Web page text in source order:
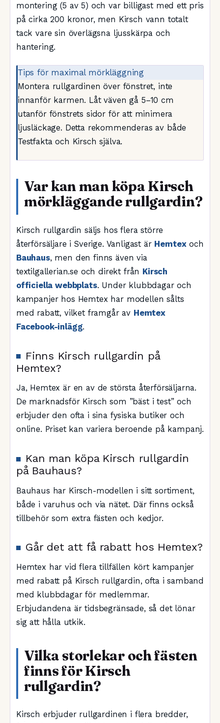
montering (5 av 5) och var billigast med ett pris
på cirka 200 kronor, men Kirsch vann totalt
tack vare sin överlägsna ljusskärpa och
hantering.
Tips för maximal mörkläggning
Montera rullgardinen över fönstret, inte
innanför karmen. Låt väven gå 5–10 cm
utanför fönstrets sidor för att minimera
ljusläckage. Detta rekommenderas av både
Testfakta och Kirsch själva.
Var kan man köpa Kirsch
mörkläggande rullgardin?
Kirsch rullgardin säljs hos flera större
återförsäljare i Sverige. Vanligast är Hemtexoch
Bauhaus, men den finns även via
textilgallerian.se och direkt från Kirsch
officiella webbplats. Under klubbdagar och
kampanjer hos Hemtex har modellen sålts
med rabatt, vilket framgår av Hemtex
Facebook-inlägg.
Finns Kirsch rullgardin på
Hemtex?
Ja, Hemtex är en av de största återförsäljarna.
De marknadsför Kirsch som ”bäst i test” och
erbjuder den ofta i sina fysiska butiker och
online. Priset kan variera beroende på kampanj.
Kan man köpa Kirsch rullgardin
på Bauhaus?
Bauhaus har Kirsch-modellen i sitt sortiment,
både i varuhus och via nätet. Där finns också
tillbehör som extra fästen och kedjor.
Går det att få rabatt hos Hemtex?
Hemtex har vid flera tillfällen kört kampanjer
med rabatt på Kirsch rullgardin, ofta i samband
med klubbdagar för medlemmar.
Erbjudandena är tidsbegränsade, så det lönar
sig att hålla utkik.
Vilka storlekar och fästen
finns för Kirsch
rullgardin?
Kirsch erbjuder rullgardinen i flera bredder,